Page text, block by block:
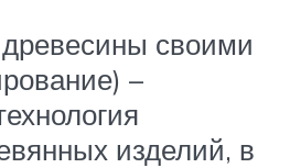
своими
–
изделий, в